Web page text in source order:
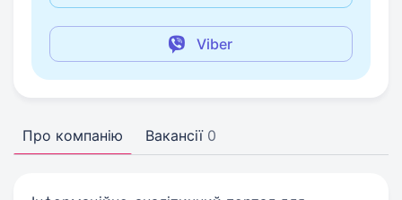
Viber
Про компанію Вакансії 0